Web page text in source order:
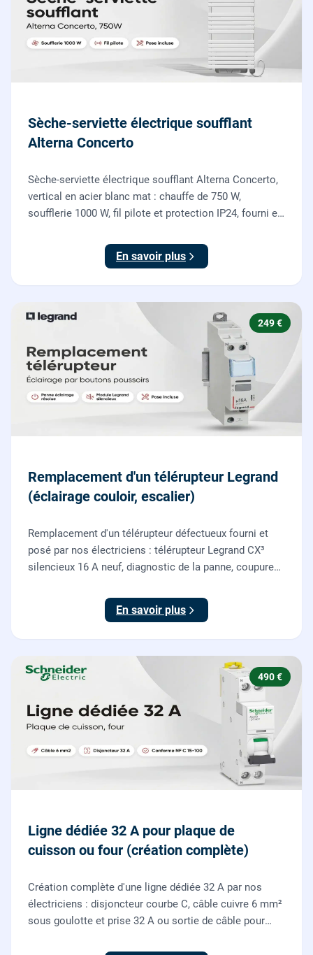
Sèche-serviette électrique soufflant
Alterna Concerto
Sèche-serviette électrique soufflant Alterna Concerto,
vertical en acier blanc mat : chauffe de 750 W,
soufflerie 1000 W, fil pilote et protection IP24, fourni et
En savoir plus
249 €
Remplacement d'un télérupteur Legrand
(éclairage couloir, escalier)
Remplacement d'un télérupteur défectueux fourni et
posé par nos électriciens : télérupteur Legrand CX³
silencieux 16 A neuf, diagnostic de la panne, coupure
boutons poussoirs.
En savoir plus
490 €
Ligne dédiée 32 A pour plaque de
cuisson ou four (création complète)
Création complète d'une ligne dédiée 32 A par nos
électriciens : disjoncteur courbe C, câble cuivre 6 mm²
sous goulotte et prise 32 A ou sortie de câble pour